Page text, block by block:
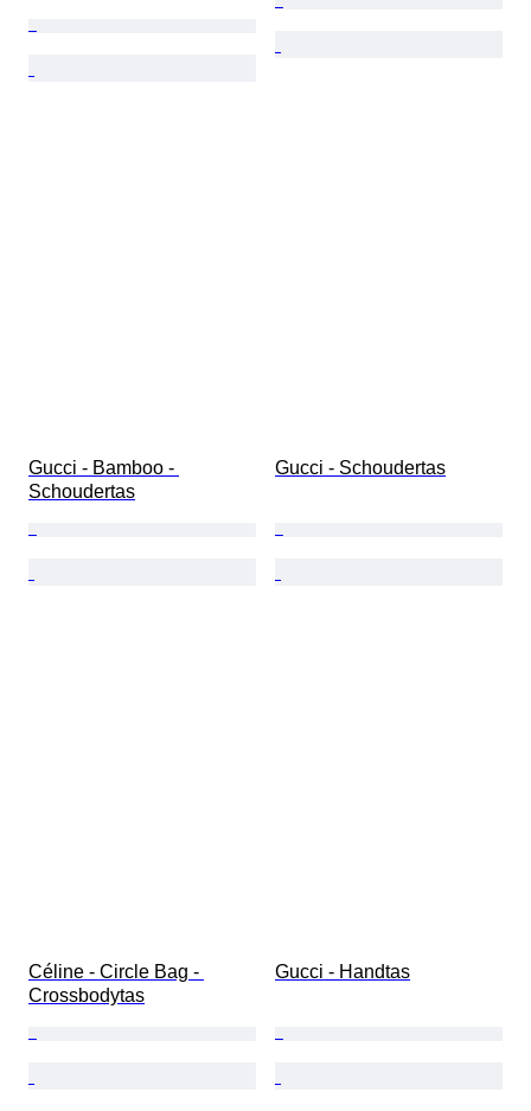
Gucci - Bamboo -
Schoudertas
Gucci - Schoudertas
Céline - Circle Bag -
Crossbodytas
Gucci - Handtas